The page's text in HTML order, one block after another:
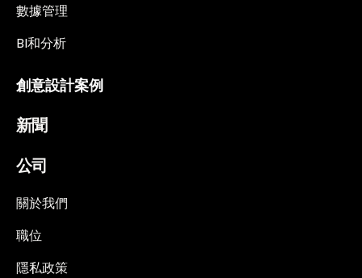
數據管理
BI和分析
創意設計案例
新聞
公司
關於我們
職位
隱私政策